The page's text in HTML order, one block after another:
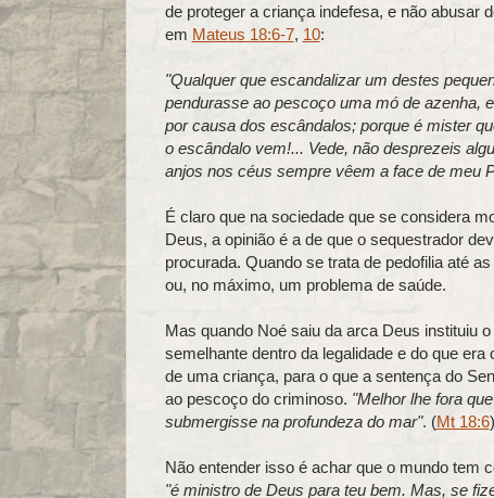
de proteger a criança indefesa, e não abusar
em Mateus 18:6-7, 10:
"Qualquer que escandalizar um destes
pendurasse ao pescoço uma mó de azenha,
por causa dos escândalos; porque é mister
o escândalo vem!... Vede, não desprezeis
anjos nos céus sempre vêem a face de meu
É claro que na sociedade que se considera
Deus, a opinião é a de que o sequestrador
procurada. Quando se trata de pedofilia até
ou, no máximo, um problema de saúde.
Mas quando Noé saiu da arca Deus instituiu
semelhante dentro da legalidade e do que
de uma criança, para o que a sentença do
ao pescoço do criminoso. "Melhor lhe fora
submergisse na profundeza do mar". (Mt 18:6
Não entender isso é achar que o mundo tem
"é ministro de Deus para teu bem. Mas, se